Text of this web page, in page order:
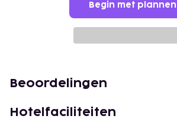
Begin met plannen
Beoordelingen
Hotelfaciliteiten